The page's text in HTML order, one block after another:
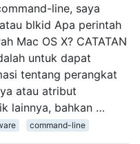
line, saya
blkid Apa perintah
Mac OS X? CATATAN
untuk dapat
tentang perangkat
atau atribut
lainnya, bahkan …
command-line